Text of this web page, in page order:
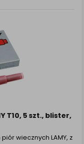
T10, 5 szt., blister,
wiecznych LAMY, z